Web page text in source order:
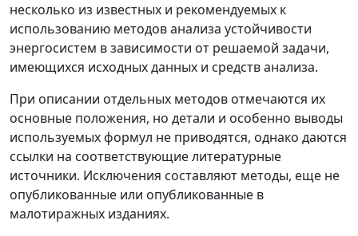
несколько из известных и рекомендуемых к
использованию методов анализа устойчивости
энергосистем в зависимости от решаемой задачи,
имеющихся исходных данных и средств анализа.
При описании отдельных методов отмечаются их
основные положения, но детали и особенно выводы
используемых формул не приводятся, однако даются
ссылки на соответствующие литературные
источники. Исключения составляют методы, еще не
опубликованные или опубликованные в
малотиражных изданиях.